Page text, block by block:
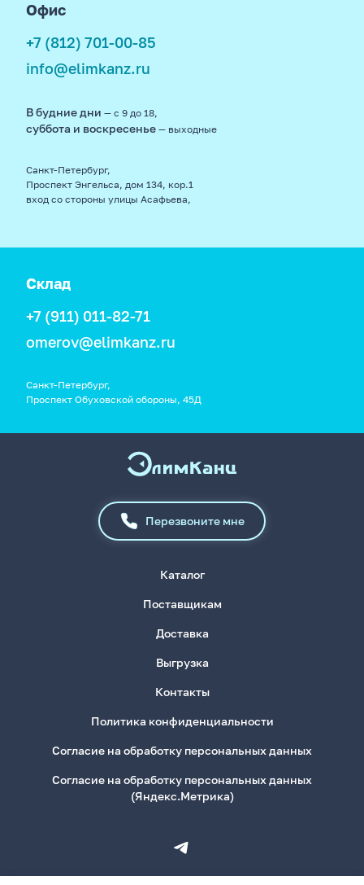
Офис
+7 (812) 701-00-85
info@elimkanz.ru
В будние дни — с 9 до 18,
суббота и воскресенье — выходные
Санкт-Петербург,
Проспект Энгельса, дом 134, кор.1
вход со стороны улицы Асафьева,
Склад
+7 (911) 011-82-71
omerov@elimkanz.ru
Санкт-Петербург,
Проспект Обуховской обороны, 45Д
Перезвоните мне
Каталог
Поставщикам
Доставка
Выгрузка
Контакты
Политика конфиденциальности
Согласие на обработку персональных данных
Согласие на обработку персональных данных
(Яндекс.Метрика)